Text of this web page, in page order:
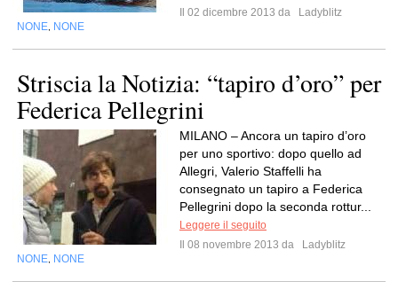
Il 02 dicembre 2013 da
Ladyblitz
NONE NONE
Striscia la Notizia: “tapiro d’oro” per
Federica Pellegrini
MILANO – Ancora un tapiro d’oro
per uno sportivo: dopo quello ad
Allegri, Valerio Staffelli ha
consegnato un tapiro a Federica
Pellegrini dopo la seconda rottur...
Leggere il seguito
Il 08 novembre 2013 da
Ladyblitz
NONE NONE